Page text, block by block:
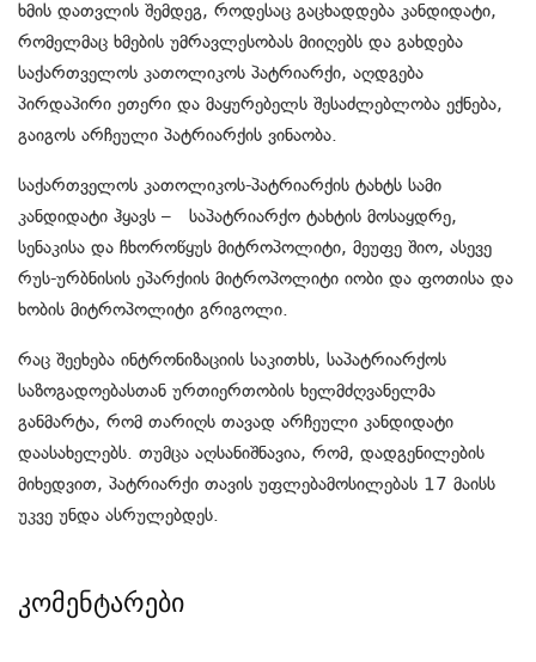
ხმის დათვლის შემდეგ, როდესაც გაცხადდება კანდიდატი,
რომელმაც ხმების უმრავლესობას მიიღებს და გახდება
საქართველოს კათოლიკოს პატრიარქი, აღდგება
პირდაპირი ეთერი და მაყურებელს შესაძლებლობა ექნება,
გაიგოს არჩეული პატრიარქის ვინაობა.
საქართველოს კათოლიკოს-პატრიარქის ტახტს სამი
კანდიდატი ჰყავს – საპატრიარქო ტახტის მოსაყდრე,
სენაკისა და ჩხოროწყუს მიტროპოლიტი, მეუფე შიო, ასევე
რუს-ურბნისის ეპარქიის მიტროპოლიტი იობი და ფოთისა და
ხობის მიტროპოლიტი გრიგოლი.
რაც შეეხება ინტრონიზაციის საკითხს, საპატრიარქოს
საზოგადოებასთან ურთიერთობის ხელმძღვანელმა
განმარტა, რომ თარიღს თავად არჩეული კანდიდატი
დაასახელებს. თუმცა აღსანიშნავია, რომ, დადგენილების
მიხედვით, პატრიარქი თავის უფლებამოსილებას 17 მაისს
უკვე უნდა ასრულებდეს.
კომენტარები